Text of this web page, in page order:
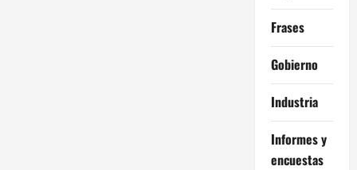
Frases
Gobierno
Industria
Informes y
encuestas